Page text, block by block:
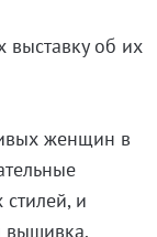
выставку об их
женщин в
и
вышивка.